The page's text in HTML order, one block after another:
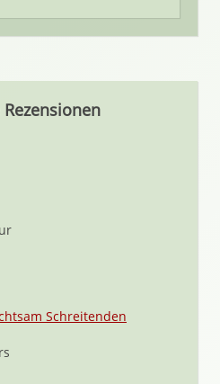
Schreitenden